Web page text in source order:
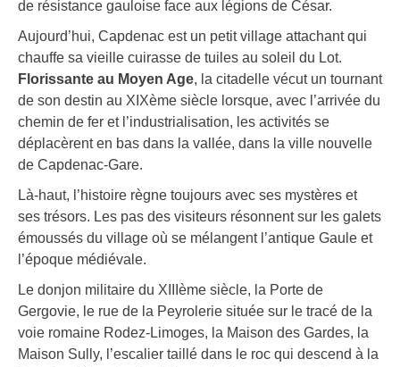
de résistance gauloise face aux légions de César.
Aujourd’hui, Capdenac est un petit village attachant qui
chauffe sa vieille cuirasse de tuiles au soleil du Lot.
Florissante au Moyen Age, la citadelle vécut un tournant
de son destin au XIXème siècle lorsque, avec l’arrivée du
chemin de fer et l’industrialisation, les activités se
déplacèrent en bas dans la vallée, dans la ville nouvelle
de Capdenac-Gare.
Là-haut, l’histoire règne toujours avec ses mystères et
ses trésors. Les pas des visiteurs résonnent sur les galets
émoussés du village où se mélangent l’antique Gaule et
l’époque médiévale.
Le donjon militaire du XIIIème siècle, la Porte de
Gergovie, le rue de la Peyrolerie située sur le tracé de la
voie romaine Rodez-Limoges, la Maison des Gardes, la
Maison Sully, l’escalier taillé dans le roc qui descend à la